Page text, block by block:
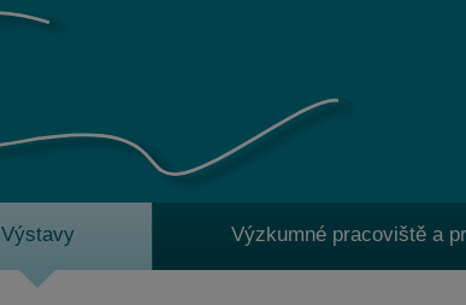
Výstavy Výzkumné pracoviště a